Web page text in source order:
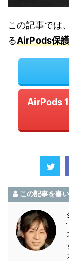
この記事では
るAirPods保
AirPods
この記事を書